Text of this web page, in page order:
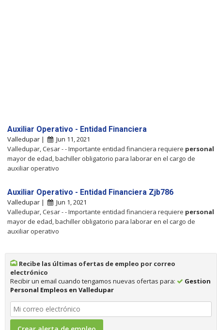
Auxiliar Operativo - Entidad Financiera
Valledupar |
Jun 11, 2021
Valledupar, Cesar - - Importante entidad financiera requiere personal
mayor de edad, bachiller obligatorio para laborar en el cargo de
auxiliar operativo
Auxiliar Operativo - Entidad Financiera Zjb786
Valledupar |
Jun 1, 2021
Valledupar, Cesar - - Importante entidad financiera requiere personal
mayor de edad, bachiller obligatorio para laborar en el cargo de
auxiliar operativo
Recibe las últimas ofertas de empleo por correo
electrónico
Recibir un email cuando tengamos nuevas ofertas para:
Gestion
Personal Empleos en Valledupar